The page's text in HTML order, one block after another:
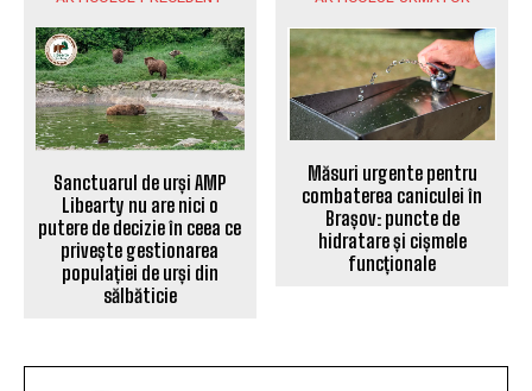
Sanctuarul de urși AMP
Libearty nu are nici o
putere de decizie în ceea ce
privește gestionarea
populației de urși din
sălbăticie
Măsuri urgente pentru
combaterea caniculei în
Brașov: puncte de
hidratare și cișmele
funcționale